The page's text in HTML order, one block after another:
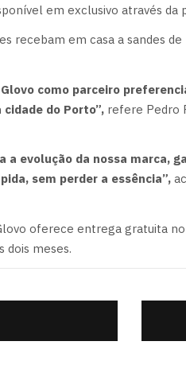
em exclusivo através da
recebam em casa a sandes
Glovo como parceiro
do Porto”,refere Pedro
a evolução da nossa marca,
sem perder a essência”,
oferece entrega gratuita no
dois meses.